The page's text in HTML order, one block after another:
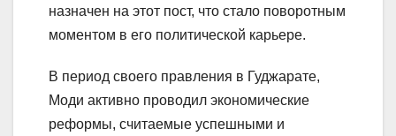
назначен на этот пост, что стало поворотным
моментом в его политической карьере.
В период своего правления в Гуджарате,
Моди активно проводил экономические
реформы, считаемые успешными и